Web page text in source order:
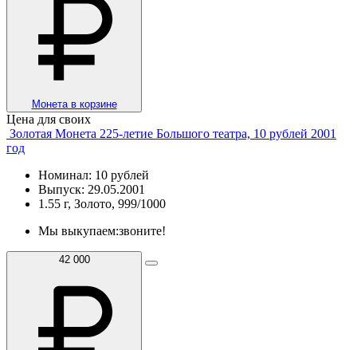
Монета в корзине
Цена для своих
Золотая Монета 225-летие Большого театра, 10 рублей 2001
год
Номинал: 10 рублей
Выпуск: 29.05.2001
1.55 г, Золото, 999/1000
Мы выкупаем:звоните!
42 000